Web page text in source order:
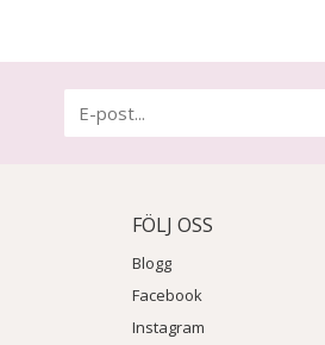
FÖLJ OSS
Blogg
Facebook
Instagram